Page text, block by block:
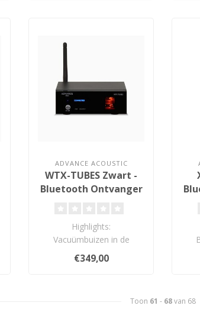
ADVANCE ACOUSTIC
WTX-TUBES Zwart -
Bluetooth Ontvanger
Highlights:
Vacuümbuizen in de
uitgangstrap
Bluetooth aptX 5.0 hoge
€349,00
Toon 61 - 68van 68